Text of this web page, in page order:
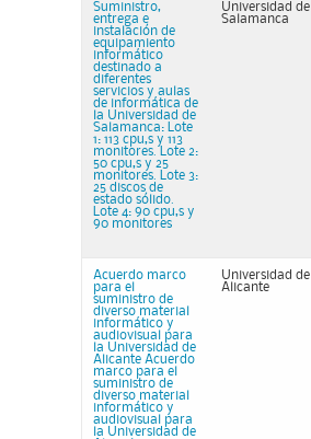
Suministro,
entrega e
instalación de
equipamiento
informático
destinado a
diferentes
servicios y aulas
de informática de
la Universidad de
Salamanca: Lote
1: 113 cpu,s y 113
monitores. Lote 2:
50 cpu,s y 25
monitores. Lote 3:
25 discos de
estado sólido.
Lote 4: 90 cpu,s y
90 monitores
Universidad de
Salamanca
Acuerdo marco
para el
suministro de
diverso material
informático y
audiovisual para
la Universidad de
Alicante Acuerdo
marco para el
suministro de
diverso material
informático y
audiovisual para
la Universidad de
Universidad de
Alicante